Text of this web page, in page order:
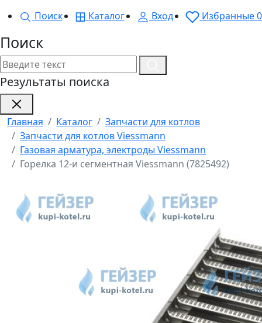
Поиск
Каталог Вход Избранные0
Поиск
Результаты поиска
Главная Каталог
Запчасти для котлов
Запчасти для котлов Viessmann
Газовая арматура, электроды Viessmann
Горелка 12-и сегментная Viessmann (7825492)